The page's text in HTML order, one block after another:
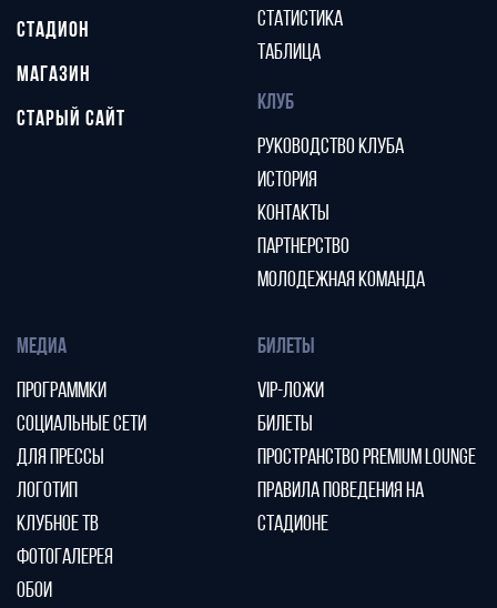
СТАДИОН
МАГАЗИН
СТАРЫЙ САЙТ
СТАТИСТИКА
ТАБЛИЦА
КЛУБ
РУКОВОДСТВО КЛУБА
ИСТОРИЯ
КОНТАКТЫ
ПАРТНЕРСТВО
МОЛОДЕЖНАЯ КОМАНДА
МЕДИА
ПРОГРАММКИ
СОЦИАЛЬНЫЕ СЕТИ
ДЛЯ ПРЕССЫ
ЛОГОТИП
КЛУБНОЕ ТВ
ФОТОГАЛЕРЕЯ
ОБОИ
БИЛЕТЫ
VIP-ЛОЖИ
БИЛЕТЫ
ПРОСТРАНСТВО PREMIUM LOUNGE
ПРАВИЛА ПОВЕДЕНИЯ НА
СТАДИОНЕ